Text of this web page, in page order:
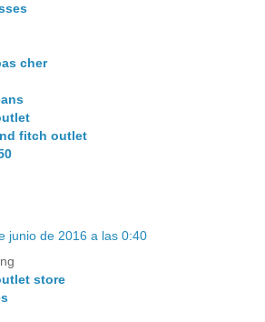
cher
fitch outlet
junio de 2016 a las 0:40
store